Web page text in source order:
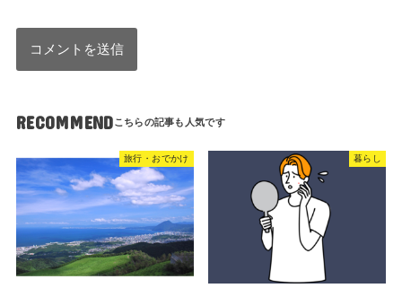
RECOMMEND
旅行・おでかけ 暮らし